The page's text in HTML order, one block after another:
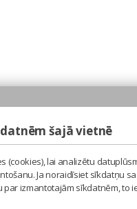
šajā vietnē
(cookies), lai analizētu
Ja noraidīsiet sīkdatņu
izmantotajām sīkdatnēm,